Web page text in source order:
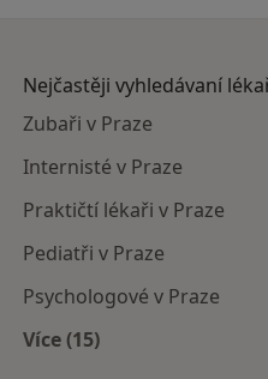
Nejčastěji vyhledávaní
Zubaři v Praze
Internisté v Praze
Praktičtí lékaři v Praze
Pediatři v Praze
Psychologové v Praze
Více (15)